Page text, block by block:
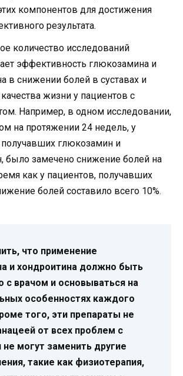
компонентов для достижения
результата.
количество исследований
эффективность глюкозамина и
в снижении болей в суставах и
жизни у пациентов с
Например, в одном исследовании,
на протяжении 24 недель, у
получавших глюкозамин и
было замечено снижение болей на
как у пациентов, получавших
болей составило всего 10%.
что применение
и хондроитина должно быть
с врачом и основываться на
особенностях каждого
того, эти препараты не
от всех проблем с
не могут заменить другие
такие как физиотерапия,